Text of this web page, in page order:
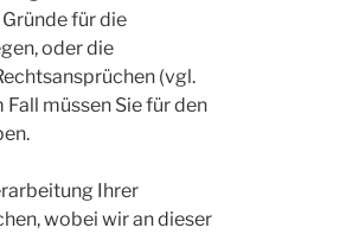
für die
oder die
(vgl.
Fall müssen Sie für den
Ihrer
wobei wir an dieser